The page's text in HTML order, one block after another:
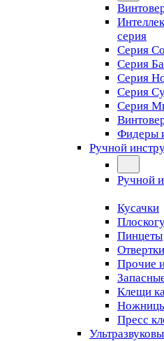
серия
Серия
Серия
Серия
Серия
Серия
Фидеры
Ручной
Ручной
Кусачки
Пинцеты
Отвертки
Прочие
Клещи
Пресс